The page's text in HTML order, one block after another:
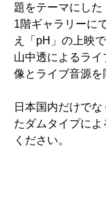
題をテーマにした
1階ギャラリーに
え「pH」の上映
山中透によるラ
像とライブ音源を
日本国内だけで
たダムタイプに
ください。